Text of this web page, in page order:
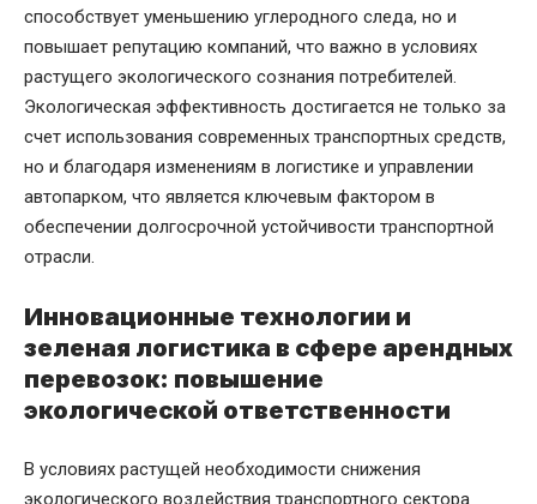
способствует уменьшению углеродного следа, но и
повышает репутацию компаний, что важно в условиях
растущего экологического сознания потребителей.
Экологическая эффективность достигается не только за
счет использования современных транспортных средств,
но и благодаря изменениям в логистике и управлении
автопарком, что является ключевым фактором в
обеспечении долгосрочной устойчивости транспортной
отрасли.
Инновационные технологии и
зеленая логистика в сфере арендных
перевозок: повышение
экологической ответственности
В условиях растущей необходимости снижения
экологического воздействия транспортного сектора